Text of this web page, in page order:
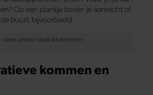
Op een plankje boven je aanrecht of
buurt, bijvoorbeeld.
kommen en